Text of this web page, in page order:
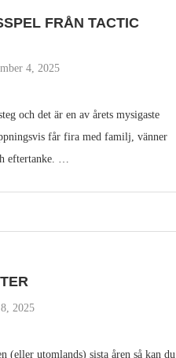
FRÅN TACTIC
4, 2025
och det är en av årets mysigaste
får fira med familj, vänner
eftertanke. …
2025
(eller utomlands) sista åren så kan du